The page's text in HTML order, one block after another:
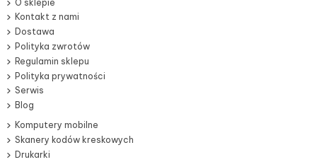
O sklepie
Kontakt z nami
Dostawa
Polityka zwrotów
Regulamin sklepu
Polityka prywatności
Serwis
Blog
Komputery mobilne
Skanery kodów kreskowych
Drukarki